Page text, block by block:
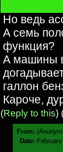
Но ведь
А семь
функция?
А машины
галлон
Кароче,
(Reply to this)
From:
Date: